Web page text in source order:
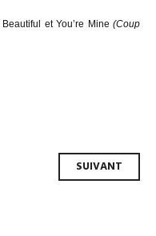
et You’re Mine (Coup
SUIVANT